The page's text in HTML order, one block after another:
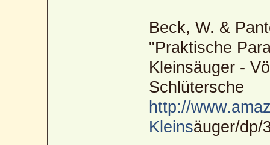
Beck, W. &
"Praktische
Kleinsäuger -
Schlütersche
http://
Kleinsäuger/dp/